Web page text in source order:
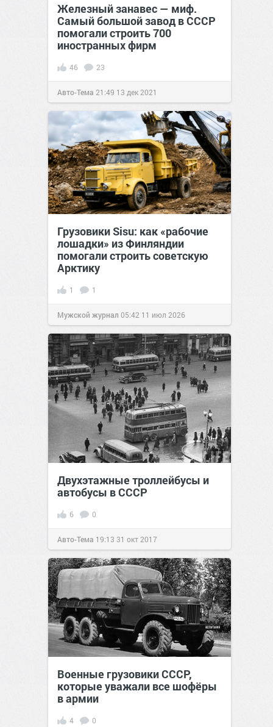
Железный занавес — миф.
Самый большой завод в СССР
помогали строить 700
иностранных фирм
46 23
Авто-Тема 21:49 13 дек 2021
Грузовики Sisu: как «рабочие
лошадки» из Финляндии
помогали строить советскую
Арктику
1 1
Мужской журнал 05:42 11 июл 2026
Двухэтажные троллейбусы и
автобусы в СССР
6 0
Авто-Тема 19:13 31 окт 2017
Военные грузовики СССР,
которые уважали все шофёры
в армии
4 0